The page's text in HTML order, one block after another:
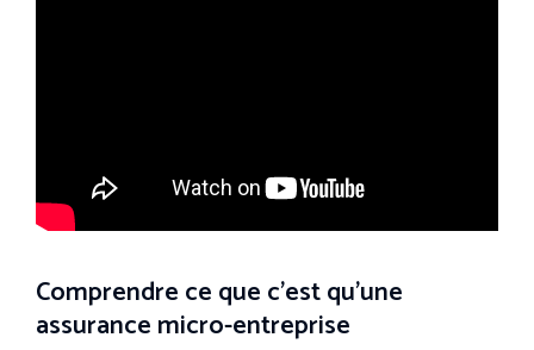
Comprendre ce que c’est qu’une
assurance micro-entreprise